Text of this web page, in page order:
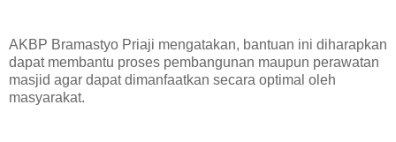
AKBP Bramastyo Priaji mengatakan, bantuan ini diharapkan
dapat membantu proses pembangunan maupun perawatan
masjid agar dapat dimanfaatkan secara optimal oleh
masyarakat.